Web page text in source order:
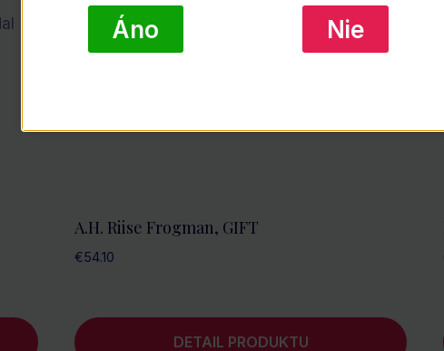
A.H. Riise Frogman, GIFT
€54.10
DETAIL PRODUKTU
Áno Nie